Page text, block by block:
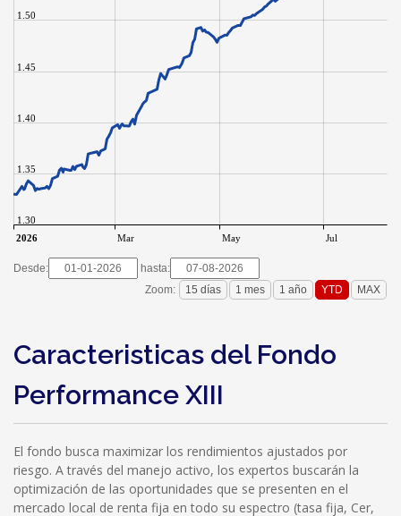
2026 Mar May Jul
1.30
1.35
1.40
1.45
1.50
Desde:
hasta:
Zoom:
Caracteristicas del Fondo
Performance XIII
El fondo busca maximizar los rendimientos ajustados por
riesgo. A través del manejo activo, los expertos buscarán la
optimización de las oportunidades que se presenten en el
mercado local de renta fija en todo su espectro (tasa fija, Cer,